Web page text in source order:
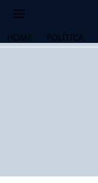
HOME POLÍTICA